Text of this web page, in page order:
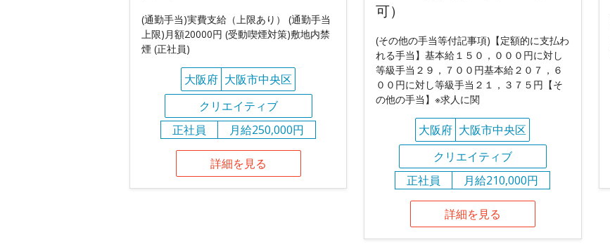
(通勤手当)実費支給（上限あり） (通勤手当
上限)月額20000円 (受動喫煙対策)敷地内禁
煙 (正社員)
大阪府 大阪市中央区
クリエイティブ
正社員
月給250,000円
詳細を見る
可）
(その他の手当等付記事項)【定額的に支払わ
れる手当】基本給１５０，０００円に対し
等級手当２９，７００円基本給２０７，６
００円に対し等級手当２１，３７５円【そ
の他の手当】※求人に関
大阪府 大阪市中央区
クリエイティブ
正社員
月給210,000円
詳細を見る